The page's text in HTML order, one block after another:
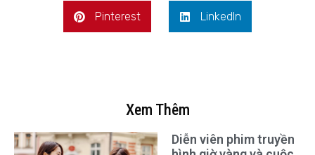
Pinterest LinkedIn
Xem Thêm
Diễn viên phim truyền